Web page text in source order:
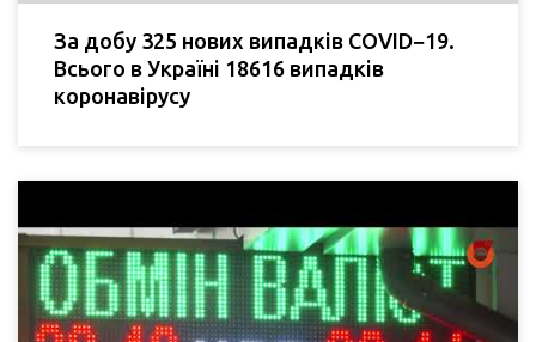
За добу 325 нових випадків COVID−19.
Всього в Україні 18616 випадків
коронавірусу